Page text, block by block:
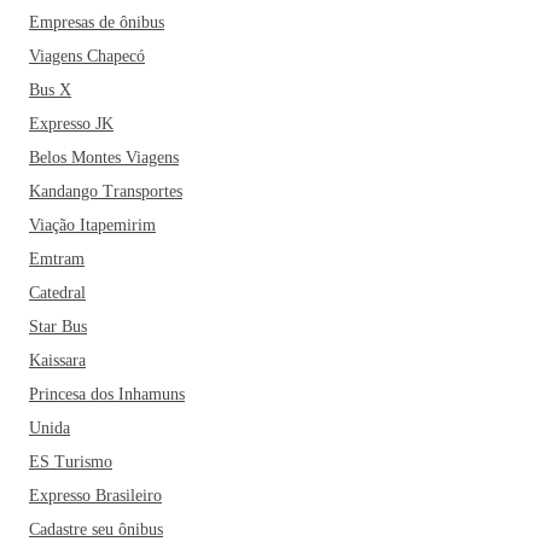
Empresas de ônibus
Viagens Chapecó
Bus X
Expresso JK
Belos Montes Viagens
Kandango Transportes
Viação Itapemirim
Emtram
Catedral
Star Bus
Kaissara
Princesa dos Inhamuns
Unida
ES Turismo
Expresso Brasileiro
Cadastre seu ônibus